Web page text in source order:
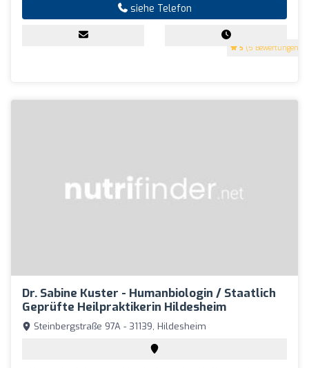
5 (5 Bewertungen)
siehe Telefon
Dr. Sabine Kuster - Humanbiologin / Staatlich
Geprüfte Heilpraktikerin Hildesheim
Steinbergstraße 97A - 31139, Hildesheim